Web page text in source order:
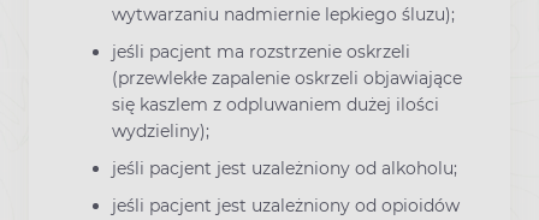
wytwarzaniu nadmiernie lepkiego śluzu);
jeśli pacjent ma rozstrzenie oskrzeli
(przewlekłe zapalenie oskrzeli objawiające
się kaszlem z odpluwaniem dużej ilości
wydzieliny);
jeśli pacjent jest uzależniony od alkoholu;
jeśli pacjent jest uzależniony od opioidów